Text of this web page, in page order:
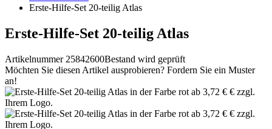
Erste-Hilfe-Set 20-teilig Atlas
Erste-Hilfe-Set 20-teilig Atlas
Artikelnummer 25842600Bestand wird geprüft
Möchten Sie diesen Artikel ausprobieren? Fordern Sie ein Muster
an!